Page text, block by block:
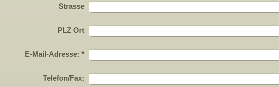
Strasse
PLZ Ort
E-Mail-Adresse: *
Telefon/Fax: